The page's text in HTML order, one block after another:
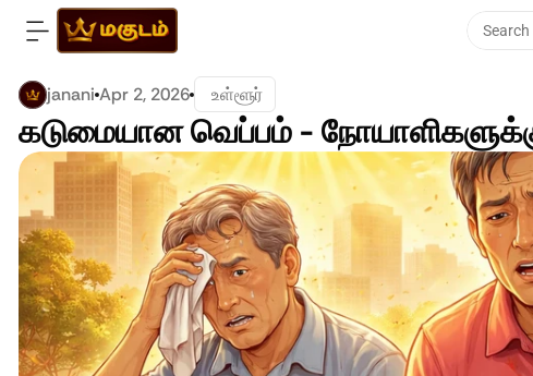
Search
janani Apr 2, 2026 உள்ளூர்
கடுமையான வெப்பம் -